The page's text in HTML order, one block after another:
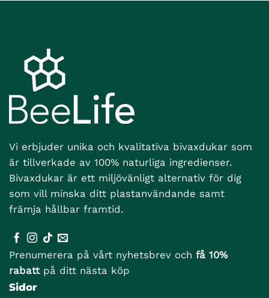
Vi erbjuder unika och kvalitativa bivaxdukar som
är tillverkade av 100% naturliga ingredienser.
Bivaxdukar är ett miljövänligt alternativ för dig
som vill minska ditt plastanvändande samt
främja hållbar framtid.
Prenumerera på vårt nyhetsbrev och få 10%
rabattpå ditt nästa köp
Sidor